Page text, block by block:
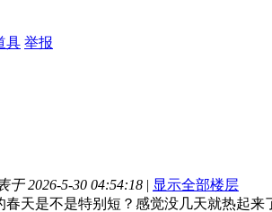
具 举报
于 2026-5-30 04:54:18 | 显示全部楼层
春天是不是特别短？感觉没几天就热起来